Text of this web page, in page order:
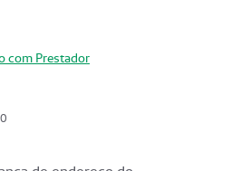
com Prestador